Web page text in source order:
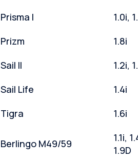
Prisma I
1.0i,
Prizm
1.8i
Sail II
1.2i,
Sail Life
1.4i
Tigra
1.6i
Berlingo M49/59
1.1i,
1.9D